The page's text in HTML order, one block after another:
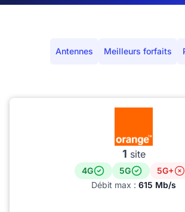
Antennes Meilleurs forfaits
1 site
4G 5G
5G+
Débit max : 615 Mb/s